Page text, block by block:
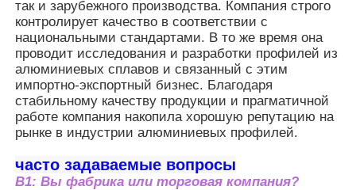
Створчатые оконные профили
Профили навесных стен
Полированный алюминиевый профиль
плотность, его вес составляет
всего 1/3 от веса стали. Это
снижает нагрузку на здания,
облегчает транспортировку и
монтаж, а также снижает
требования к конструкции стен.
так и зарубежного производства. Компания строго
контролирует качество в соответствии с
национальными стандартами. В то же время она
проводит исследования и разработки профилей из
алюминиевых сплавов и связанный с этим
импортно-экспортный бизнес. Благодаря
стабильному качеству продукции и прагматичной
работе компания накопила хорошую репутацию на
рынке в индустрии алюминиевых профилей.
часто задаваемые вопросы
В1: Вы фабрика или торговая компания?